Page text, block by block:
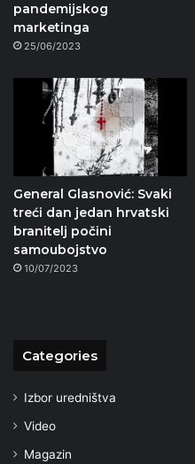
pandemijskog
marketinga
25/06/2023
General Glasnović: Svaki
treći dan jedan hrvatski
branitelj počini
samoubojstvo
10/07/2023
Categories
Izbor uredništva
Video
Magazin